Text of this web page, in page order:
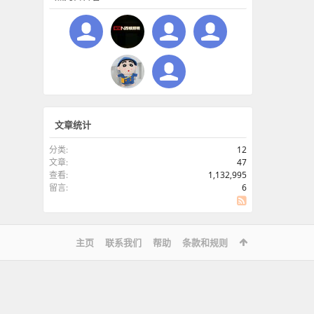
文章统计
分类:
12
文章:
47
查看:
1,132,995
留言:
6
主页 联系我们 帮助 条款和规则